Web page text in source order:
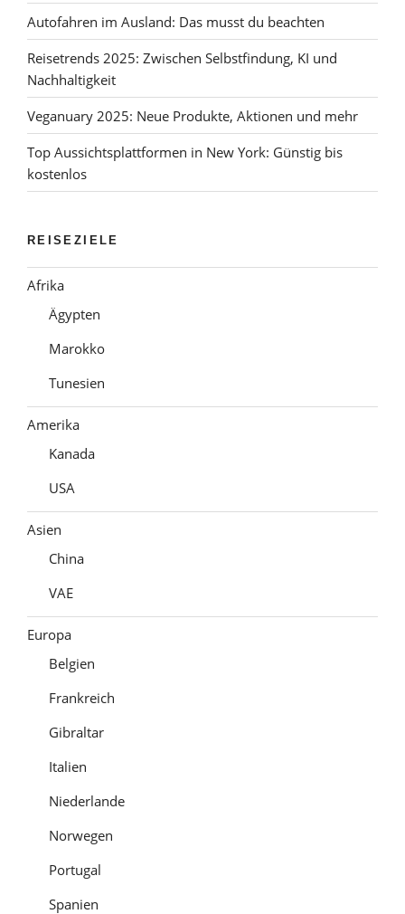
Autofahren im Ausland: Das musst du beachten
Reisetrends 2025: Zwischen Selbstfindung, KI und
Nachhaltigkeit
Veganuary 2025: Neue Produkte, Aktionen und mehr
Top Aussichtsplattformen in New York: Günstig bis
kostenlos
REISEZIELE
Afrika
Ägypten
Marokko
Tunesien
Amerika
Kanada
USA
Asien
China
VAE
Europa
Belgien
Frankreich
Gibraltar
Italien
Niederlande
Norwegen
Portugal
Spanien